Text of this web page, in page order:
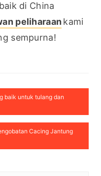
peliharaan kami
sempurna!
baik untuk tulang dan
Cacing Jantung